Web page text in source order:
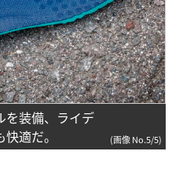
を装備、ライデ
適だ。
(画像 No.5/5)